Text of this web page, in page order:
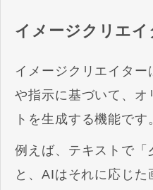
イメージクリエ
イメージクリエイタ
や指示に基づいて、オ
トを生成する機能です
例えば、テキストで「
と、AIはそれに応じた